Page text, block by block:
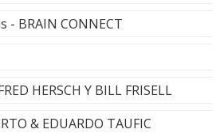
- BRAIN CONNECT
HERSCH Y BILL FRISELL
& EDUARDO TAUFIC